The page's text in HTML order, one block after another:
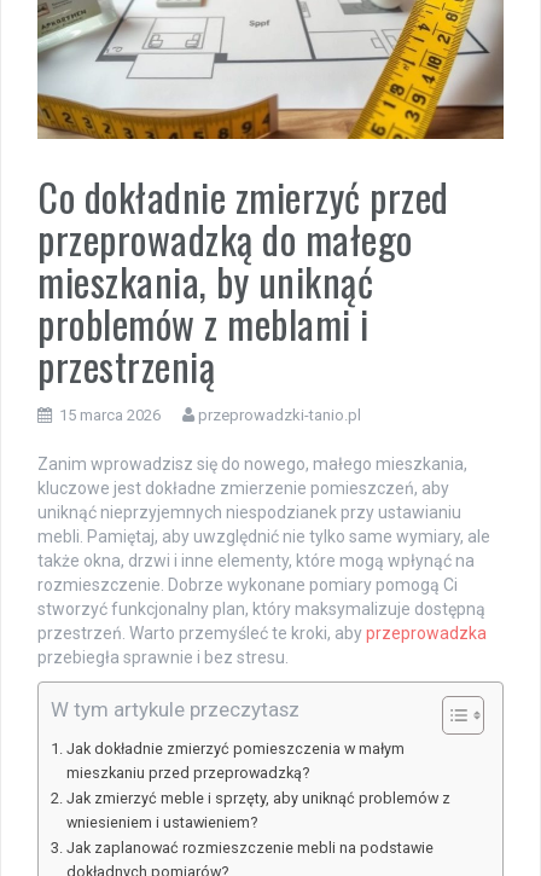
Co dokładnie zmierzyć przed
przeprowadzką do małego
mieszkania, by uniknąć
problemów z meblami i
przestrzenią
15 marca 2026 przeprowadzki-tanio.pl
Zanim wprowadzisz się do nowego, małego mieszkania,
kluczowe jest dokładne zmierzenie pomieszczeń, aby
uniknąć nieprzyjemnych niespodzianek przy ustawianiu
mebli. Pamiętaj, aby uwzględnić nie tylko same wymiary, ale
także okna, drzwi i inne elementy, które mogą wpłynąć na
rozmieszczenie. Dobrze wykonane pomiary pomogą Ci
stworzyć funkcjonalny plan, który maksymalizuje dostępną
przestrzeń. Warto przemyśleć te kroki, abyprzeprowadzka
przebiegła sprawnie i bez stresu.
W tym artykule przeczytasz
Jak dokładnie zmierzyć pomieszczenia w małym
mieszkaniu przed przeprowadzką?
Jak zmierzyć meble i sprzęty, aby uniknąć problemów z
wniesieniem i ustawieniem?
Jak zaplanować rozmieszczenie mebli na podstawie
dokładnych pomiarów?